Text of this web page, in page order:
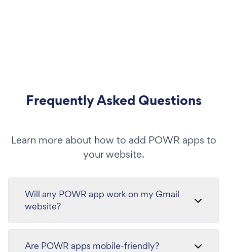
Frequently Asked Questions
Learn more about how to add POWR apps to
your website.
Will any POWR app work on my Gmail
website?
Are POWR apps mobile-friendly?